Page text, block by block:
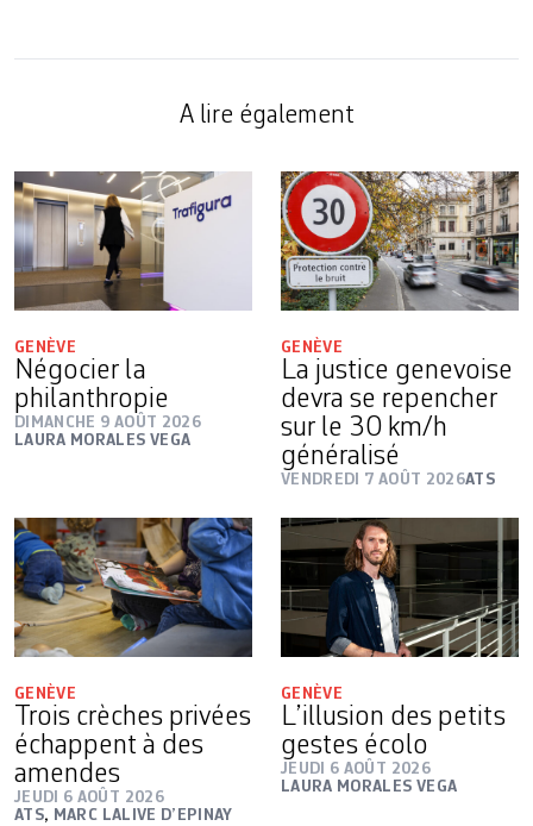
A lire également
GENÈVE
Négocier la
philanthropie
DIMANCHE 9 AOÛT 2026
LAURA MORALES VEGA
GENÈVE
La justice genevoise
devra se repencher
sur le 30 km/h
généralisé
VENDREDI 7 AOÛT 2026ATS
GENÈVE
Trois crèches privées
échappent à des
amendes
JEUDI 6 AOÛT 2026
ATS, MARC LALIVE D’EPINAY
GENÈVE
L’illusion des petits
gestes écolo
JEUDI 6 AOÛT 2026
LAURA MORALES VEGA